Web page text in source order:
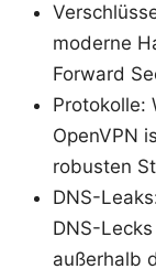
moderne
Forward
Protokolle:
OpenVPN
robusten
DNS-
DNS-
außerhalb